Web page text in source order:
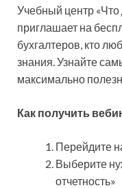
Учебный центр
приглашает на
бухгалтеров, кто
знания. Узнайте
максимально
Как получить
Перейдите
Выберите
отчетность»